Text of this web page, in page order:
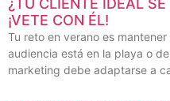
¿TU CLIENTE IDEAL
¡VETE CON ÉL!
Tu reto en verano es
audiencia está en la playa o
marketing debe adaptarse a